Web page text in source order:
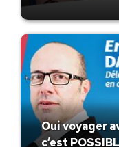
Oui voyager
c’est